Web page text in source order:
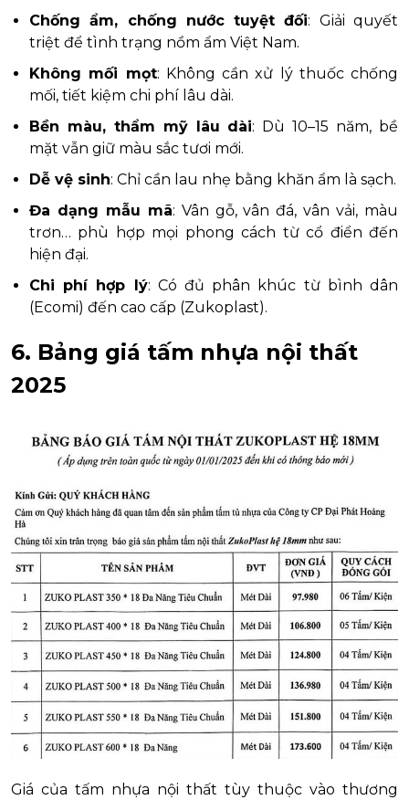
Chống ẩm, chống nước tuyệt đối: Giải quyết
triệt để tình trạng nồm ẩm Việt Nam.
Không mối mọt: Không cần xử lý thuốc chống
mối, tiết kiệm chi phí lâu dài.
Bền màu, thẩm mỹ lâu dài: Dù 10–15 năm, bề
mặt vẫn giữ màu sắc tươi mới.
Dễ vệ sinh: Chỉ cần lau nhẹ bằng khăn ẩm là sạch.
Đa dạng mẫu mã: Vân gỗ, vân đá, vân vải, màu
trơn… phù hợp mọi phong cách từ cổ điển đến
hiện đại.
Chi phí hợp lý: Có đủ phân khúc từ bình dân
(Ecomi) đến cao cấp (Zukoplast).
6. Bảng giá tấm nhựa nội thất
2025
Giá của tấm nhựa nội thất tùy thuộc vào thương